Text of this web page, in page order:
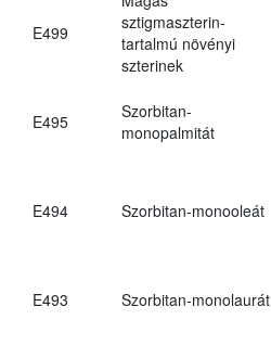
E499
sztigmaszterin-
tartalmú növényi
szterinek
E495
Szorbitan-
monopalmitát
E494 Szorbitan-monooleát
E493 Szorbitan-monolaurát